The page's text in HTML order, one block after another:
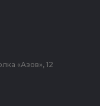
«Азов», 12